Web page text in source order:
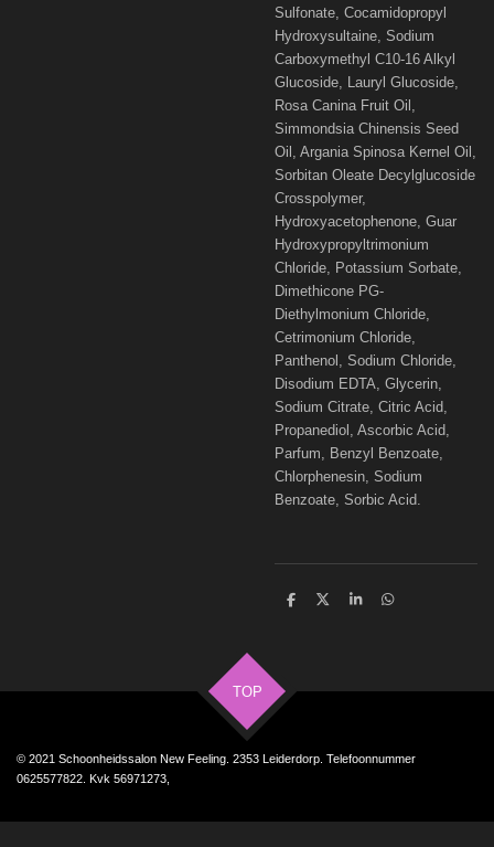
Sulfonate, Cocamidopropyl
Hydroxysultaine, Sodium
Carboxymethyl C10-16 Alkyl
Glucoside, Lauryl Glucoside,
Rosa Canina Fruit Oil,
Simmondsia Chinensis Seed
Oil, Argania Spinosa Kernel Oil,
Sorbitan Oleate Decylglucoside
Crosspolymer,
Hydroxyacetophenone, Guar
Hydroxypropyltrimonium
Chloride, Potassium Sorbate,
Dimethicone PG-
Diethylmonium Chloride,
Cetrimonium Chloride,
Panthenol, Sodium Chloride,
Disodium EDTA, Glycerin,
Sodium Citrate, Citric Acid,
Propanediol, Ascorbic Acid,
Parfum, Benzyl Benzoate,
Chlorphenesin, Sodium
Benzoate, Sorbic Acid.
D
D
S
D
TOP
© 2021 Schoonheidssalon New Feeling. 2353 Leiderdorp. Telefoonnummer
0625577822. Kvk 56971273,